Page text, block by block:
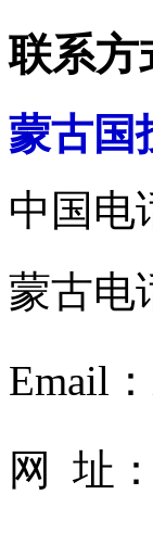
联系方
蒙古国
中国电
蒙古电
Email：
网 址：